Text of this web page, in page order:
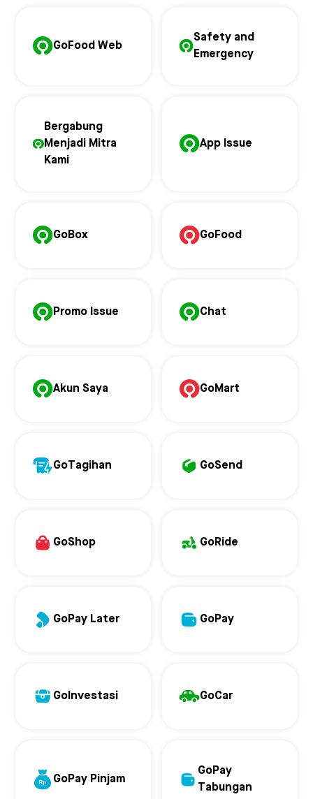
GoFood Web
Safety and
Emergency
Bergabung
Menjadi Mitra
Kami
App Issue
GoBox GoFood
Promo Issue Chat
Akun Saya GoMart
GoTagihan GoSend
GoShop GoRide
GoPay Later GoPay
GoInvestasi GoCar
GoPay Pinjam
GoPay
Tabungan